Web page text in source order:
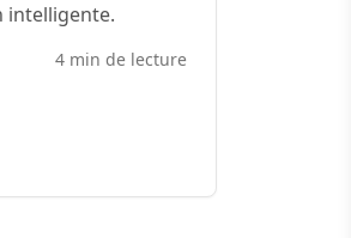
intelligente.
4 min de lecture